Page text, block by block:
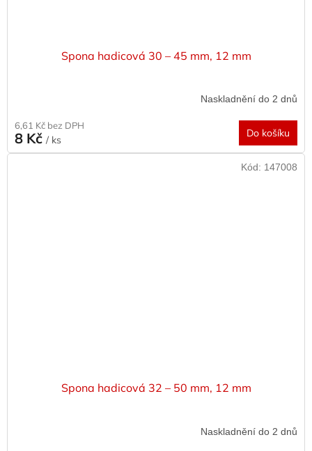
Spona hadicová 30 – 45 mm, 12 mm
Naskladnění do 2 dnů
6,61 Kč bez DPH
8 Kč / ks
Do košíku
Spona hadicová 32 – 50 mm, 12 mm
Naskladnění do 2 dnů
Kód: 147008